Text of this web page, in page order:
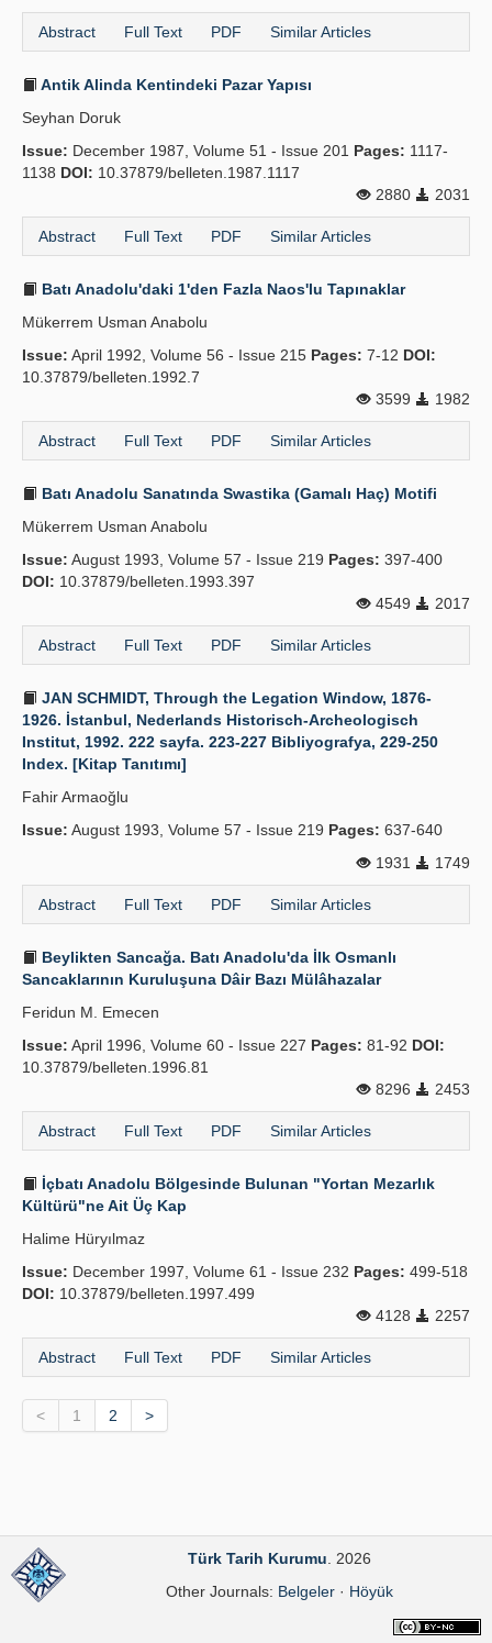
Abstract Full Text PDF Similar Articles
Antik Alinda Kentindeki Pazar Yapısı
Seyhan Doruk
Issue: December 1987, Volume 51 - Issue 201 Pages: 1117-
1138 DOI: 10.37879/belleten.1987.1117
2880
2031
Abstract Full Text PDF Similar Articles
Batı Anadolu'daki 1'den Fazla Naos'lu Tapınaklar
Mükerrem Usman Anabolu
Issue: April 1992, Volume 56 - Issue 215 Pages: 7-12 DOI:
10.37879/belleten.1992.7
3599
1982
Abstract Full Text PDF Similar Articles
Batı Anadolu Sanatında Swastika (Gamalı Haç) Motifi
Mükerrem Usman Anabolu
Issue: August 1993, Volume 57 - Issue 219 Pages: 397-400
DOI: 10.37879/belleten.1993.397
4549
2017
Abstract Full Text PDF Similar Articles
JAN SCHMIDT, Through the Legation Window, 1876-
1926. İstanbul, Nederlands Historisch-Archeologisch
Institut, 1992. 222 sayfa. 223-227 Bibliyografya, 229-250
Index. [Kitap Tanıtımı]
Fahir Armaoğlu
Issue: August 1993, Volume 57 - Issue 219 Pages: 637-640
1931
1749
Abstract Full Text PDF Similar Articles
Beylikten Sancağa. Batı Anadolu'da İlk Osmanlı
Sancaklarının Kuruluşuna Dâir Bazı Mülâhazalar
Feridun M. Emecen
Issue: April 1996, Volume 60 - Issue 227 Pages: 81-92 DOI:
10.37879/belleten.1996.81
8296
2453
Abstract Full Text PDF Similar Articles
İçbatı Anadolu Bölgesinde Bulunan "Yortan Mezarlık
Kültürü"ne Ait Üç Kap
Halime Hüryılmaz
Issue: December 1997, Volume 61 - Issue 232 Pages: 499-518
DOI: 10.37879/belleten.1997.499
4128
2257
Abstract Full Text PDF Similar Articles
< 1 2 >
Türk Tarih Kurumu . 2026
Other Journals: Belgeler· Höyük